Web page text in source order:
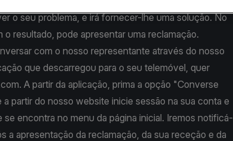
o seu problema, e irá fornecer-lhe uma solução. No
resultado, pode apresentar uma reclamação.
com o nosso representante através do nosso
que descarregou para o seu telemóvel, quer
A partir da aplicação, prima a opção "Converse
partir do nosso website inicie sessão na sua conta e
encontra no menu da página inicial. Iremos notificá-
a apresentação da reclamação, da sua receção e da